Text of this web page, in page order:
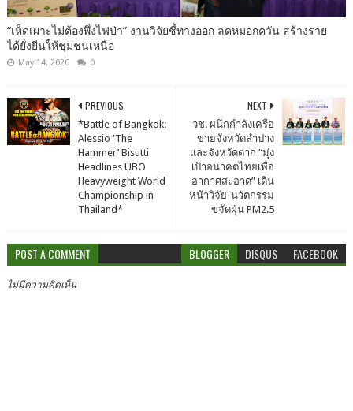
“เห็ดเผาะไม่ต้องพึ่งไฟป่า” งานวิจัยชี้ทางออก ลดหมอกควัน สร้างราย
ได้ยั่งยืนให้ชุมชนเหนือ
May 14, 2026 0
NEXT
วช. ผนึกกำลังเครือ
ข่ายจังหวัดลำปาง
และจังหวัดตาก “มุ่ง
เป้าอนาคตไทยเพื่อ
อากาศสะอาด” เดิน
หน้าวิจัย-นวัตกรรม
ขจัดฝุ่น PM2.5
PREVIOUS
*Battle of Bangkok:
Alessio ‘The
Hammer’ Bisutti
Headlines UBO
Heavyweight World
Championship in
Thailand*
POST A COMMENT BLOGGER DISQUS FACEBOOK
ไม่มีความคิดเห็น